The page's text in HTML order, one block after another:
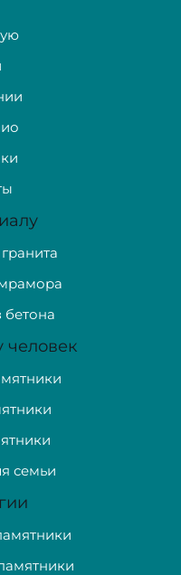
бетона
человек
семьи